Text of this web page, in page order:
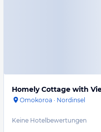
Homely Cottage with
Omokoroa · Nordinsel
Keine Hotelbewertungen